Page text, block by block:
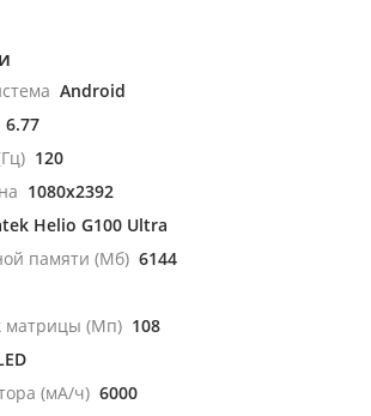
Android
6.77
120
1080x2392
Helio G100 Ultra
памяти (Мб) 6144
матрицы (Мп) 108
(мА/ч) 6000